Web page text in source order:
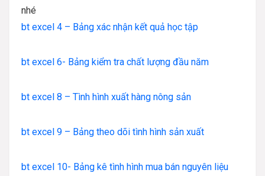
nhé
bt excel 4 – Bảng xác nhận kết quả học tập
bt excel 6- Bảng kiểm tra chất lượng đầu năm
bt excel 8 – Tình hình xuất hàng nông sản
bt excel 9 – Bảng theo dõi tình hình sản xuất
bt excel 10- Bảng kê tình hình mua bán nguyên liệu